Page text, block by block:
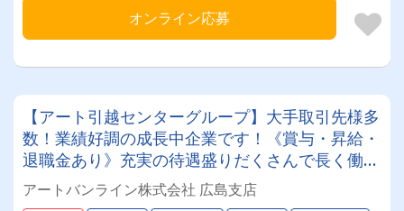
オンライン応募
【アート引越センターグループ】大手取引先様多
数！業績好調の成長中企業です！《賞与・昇給・
退職金あり》充実の待遇盛りだくさんで長く働け
ます！《中型4tドライバー》★未経験ＯＫ★仕事
とプライベートの両立が叶う環境です♪【紹介者
アートバンライン株式会社 広島支店